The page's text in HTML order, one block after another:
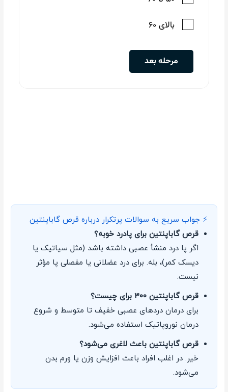
⚡ جواب سریع به سوالات پرتکرار درباره قرص گاباپنتین
قرص گاباپنتین برای پادرد خوبه؟
اگر پا درد منشأ عصبی داشته باشد (مثل سیاتیک یا
دیسک کمر)، بله. برای درد عضلانی یا مفصلی پا مؤثر
نیست.
قرص گاباپنتین ۳۰۰ برای چیست؟
برای درمان دردهای عصبی خفیف تا متوسط و شروع
درمان نوروپاتیک استفاده می‌شود.
قرص گاباپنتین باعث لاغری می‌شود؟
خیر. در اغلب افراد باعث افزایش وزن یا ورم بدن
می‌شود.